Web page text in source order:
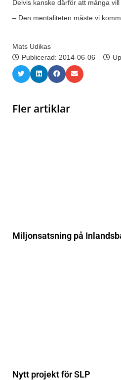
Delvis kanske därför att många
– Den mentaliteten måste vi
Mats Udikas
Publicerad: 2014-06-06
Fler artiklar
Miljonsatsning på
Nytt projekt för SLP